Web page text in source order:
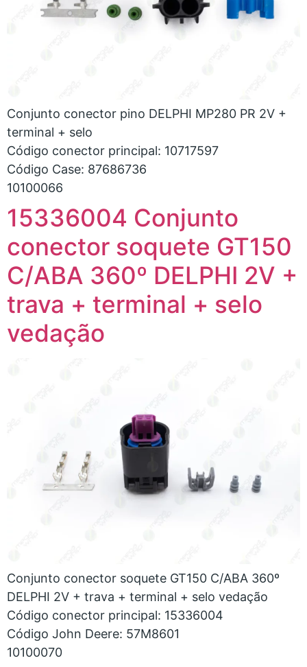
Conjunto conector pino DELPHI MP280 PR 2V +
terminal + selo
Código conector principal: 10717597
Código Case: 87686736
10100066
15336004 Conjunto
conector soquete GT150
C/ABA 360º DELPHI 2V +
trava + terminal + selo
vedação
Conjunto conector soquete GT150 C/ABA 360º
DELPHI 2V + trava + terminal + selo vedação
Código conector principal: 15336004
Código John Deere: 57M8601
10100070